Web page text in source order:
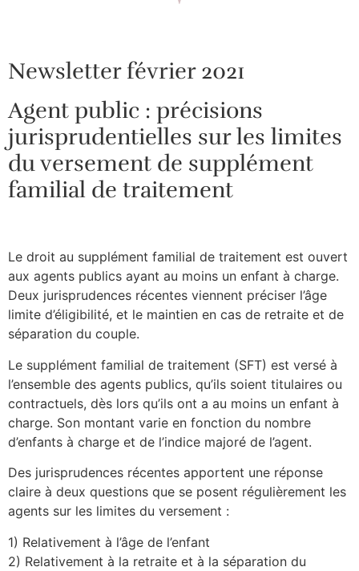
Newsletter février 2021
Agent public : précisions
jurisprudentielles sur les limites
du versement de supplément
familial de traitement
Le droit au supplément familial de traitement est ouvert
aux agents publics ayant au moins un enfant à charge.
Deux jurisprudences récentes viennent préciser l’âge
limite d’éligibilité, et le maintien en cas de retraite et de
séparation du couple.
Le supplément familial de traitement (SFT) est versé à
l’ensemble des agents publics, qu’ils soient titulaires ou
contractuels, dès lors qu’ils ont a au moins un enfant à
charge. Son montant varie en fonction du nombre
d’enfants à charge et de l’indice majoré de l’agent.
Des jurisprudences récentes apportent une réponse
claire à deux questions que se posent régulièrement les
agents sur les limites du versement :
1) Relativement à l’âge de l’enfant
2) Relativement à la retraite et à la séparation du